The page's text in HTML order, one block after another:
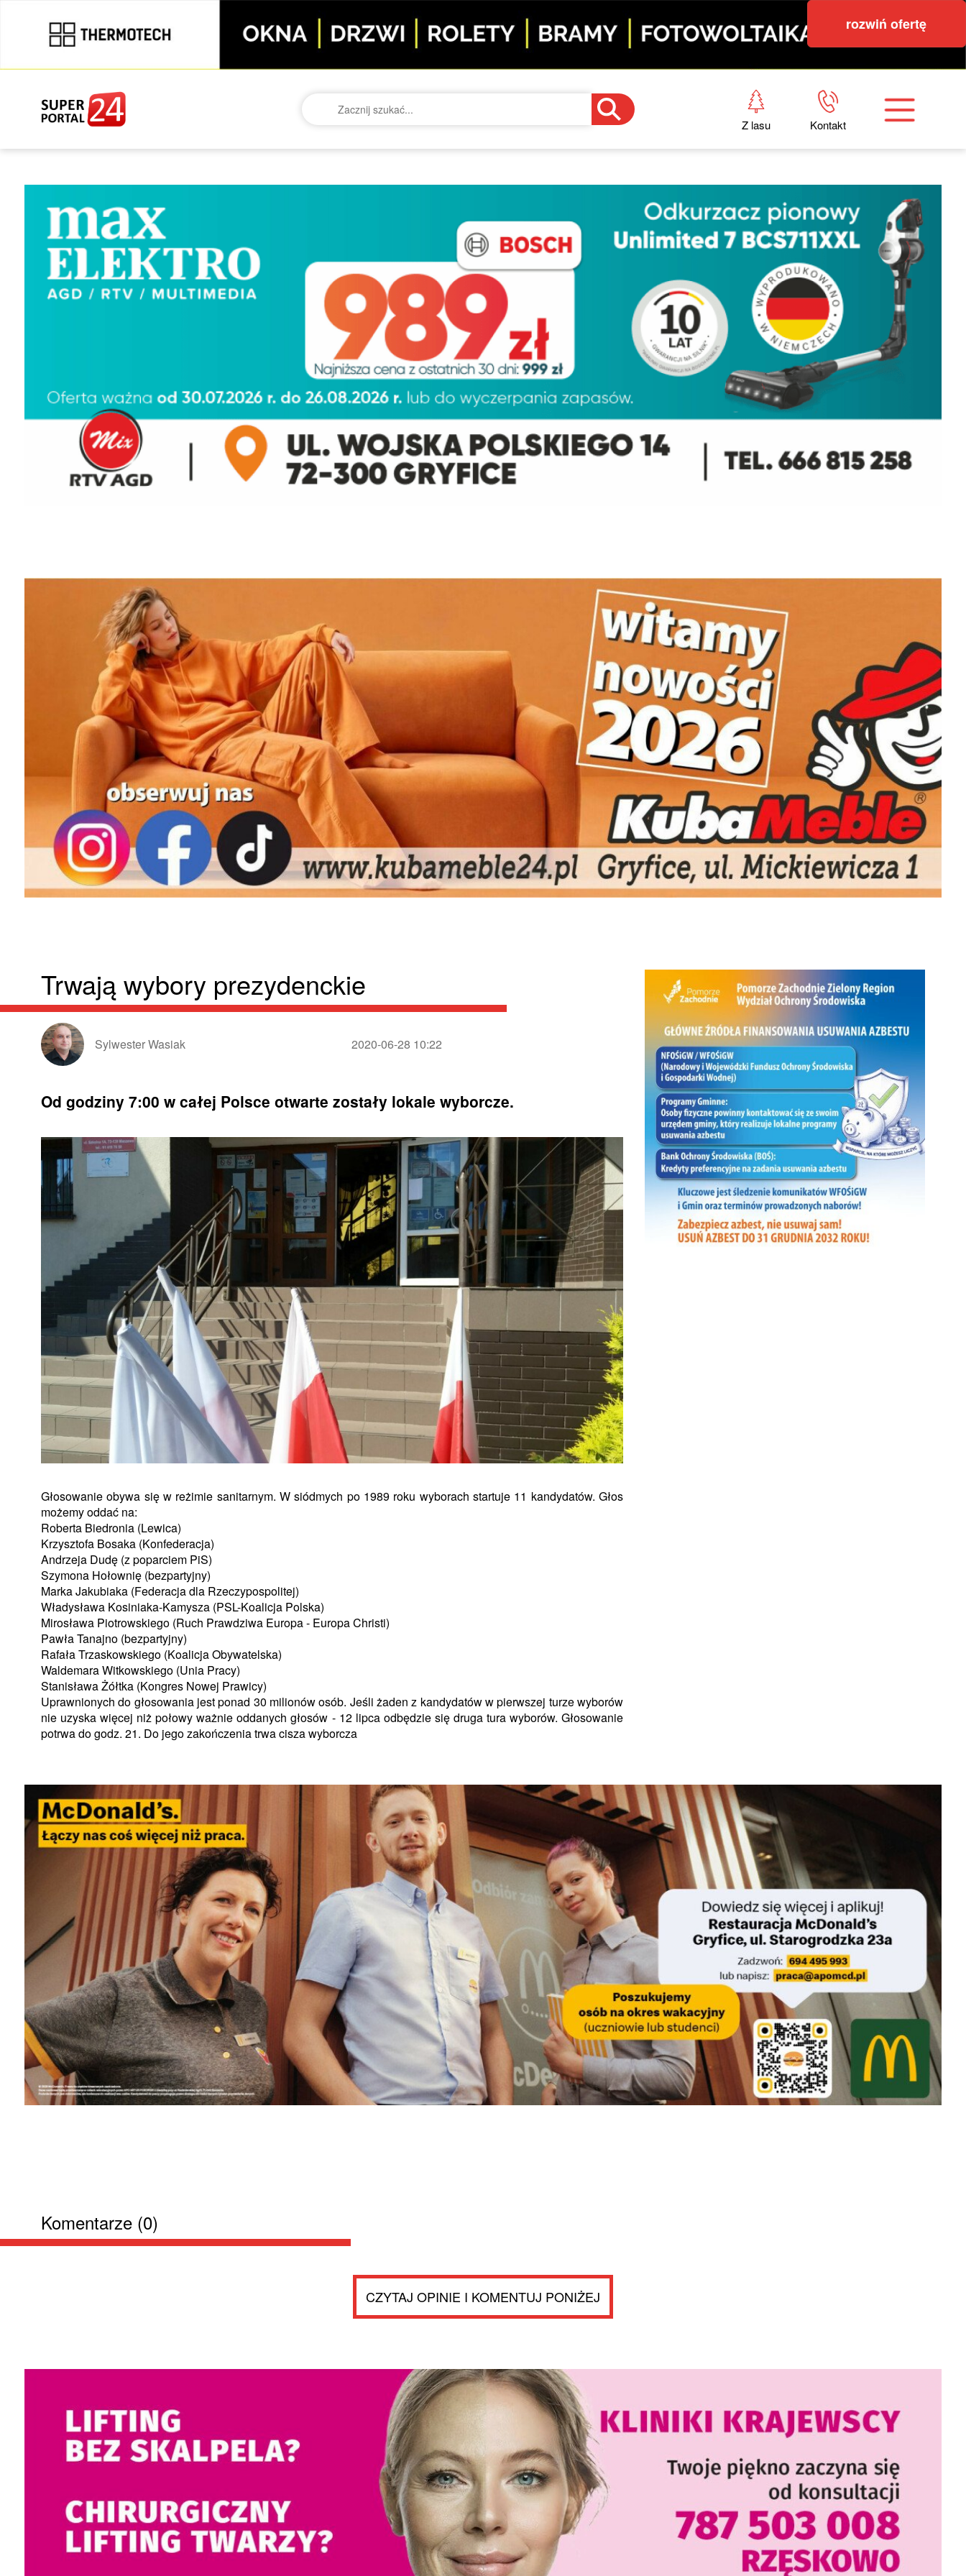
rozwiń ofertę
Z lasu Kontakt
Trwają wybory prezydenckie
Sylwester Wasiak 2020-06-28 10:22
Od godziny 7:00 w całej Polsce otwarte zostały lokale wyborcze.
Głosowanie obywa się w reżimie sanitarnym. W siódmych po 1989 roku wyborach startuje 11 kandydatów. Głos
możemy oddać na:
Roberta Biedronia (Lewica)
Krzysztofa Bosaka (Konfederacja)
Andrzeja Dudę (z poparciem PiS)
Szymona Hołownię (bezpartyjny)
Marka Jakubiaka (Federacja dla Rzeczypospolitej)
Władysława Kosiniaka-Kamysza (PSL-Koalicja Polska)
Mirosława Piotrowskiego (Ruch Prawdziwa Europa - Europa Christi)
Pawła Tanajno (bezpartyjny)
Rafała Trzaskowskiego (Koalicja Obywatelska)
Waldemara Witkowskiego (Unia Pracy)
Stanisława Żółtka (Kongres Nowej Prawicy)
Uprawnionych do głosowania jest ponad 30 milionów osób. Jeśli żaden z kandydatów w pierwszej turze wyborów
nie uzyska więcej niż połowy ważnie oddanych głosów - 12 lipca odbędzie się druga tura wyborów. Głosowanie
potrwa do godz. 21. Do jego zakończenia trwa cisza wyborcza
Komentarze (0)
CZYTAJ OPINIE I KOMENTUJ PONIŻEJ